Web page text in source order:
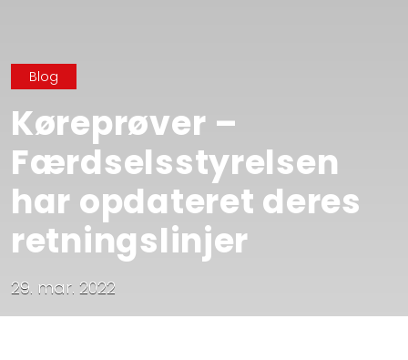
Blog
Køreprøver –
Færdselsstyrelsen
har opdateret deres
retningslinjer
29. mar. 2022